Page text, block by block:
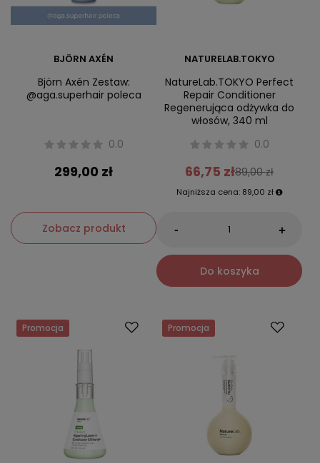
BJÖRN AXÉN
Björn Axén Zestaw:
@aga.superhair poleca
0.0
299,00 zł
Zobacz produkt
NATURELAB.TOKYO
NatureLab.TOKYO Perfect
Repair Conditioner
Regenerująca odżywka do
włosów, 340 ml
0.0
66,75 zł89,00 zł
Najniższa cena: 89,00 zł
- +
Do koszyka
Promocja Promocja